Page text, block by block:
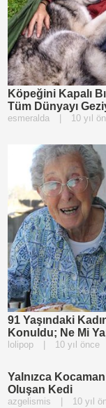
Köpeğini Kapalı
Tüm Dünyayı
esmeralda 10 yıl
91 Yaşındaki
Konuldu; Ne Mi
lolipop 10 yıl önce
Yalnızca
Oluşan Kedi
azgelismis 10 yıl